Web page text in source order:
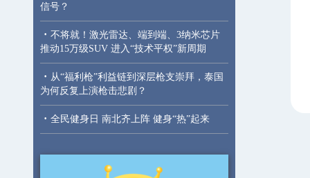
信号？
· 不将就！激光雷达、端到端、3纳米芯片
推动15万级SUV 进入“技术平权”新周期
· 从“福利枪”利益链到深层枪支崇拜，泰国
为何反复上演枪击悲剧？
· 全民健身日 南北齐上阵 健身“热”起来